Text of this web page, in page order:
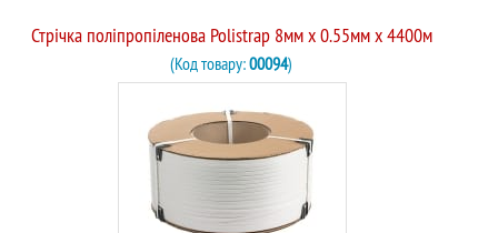
Стрічка поліпропіленова Polistrap 8мм х 0.55мм х 4400м
(Код товару:00094)